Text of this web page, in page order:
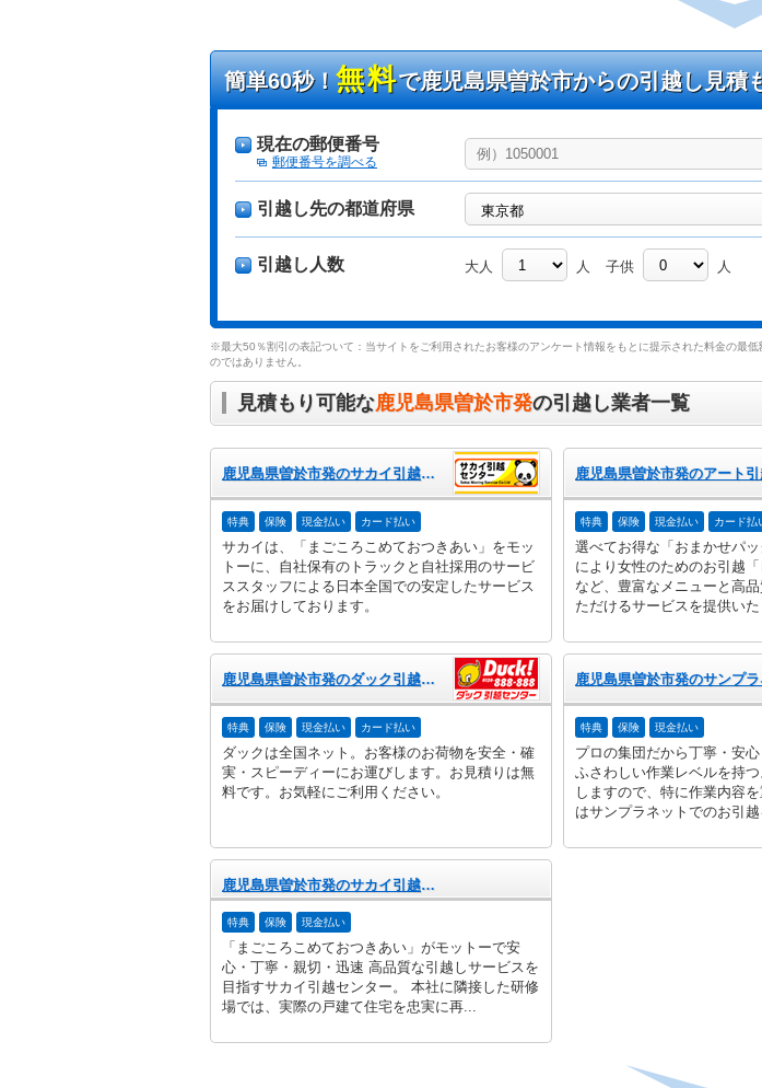
簡単60秒！無料で鹿児島県曽於市からの引越し見積
現在の郵便番号
郵便番号を調べる
引越し先の都道府県
引越し人数 大人 人 子供 人
※最大50％割引の表記ついて：当サイトをご利用されたお客様のアンケート情報をもとに提示された料金の最
のではありません。
見積もり可能な鹿児島県曽於市発の引越し業者一覧
鹿児島県曽於市発のサカイ引越センター
特典 保険 現金払い カード払い
サカイは、「まごころこめておつきあい」をモッ
トーに、自社保有のトラックと自社採用のサービ
ススタッフによる日本全国での安定したサービス
をお届けしております。
特典 保険 現金払い カード払
選べてお得な「おまかせパ
により女性のためのお引越「
など、豊富なメニューと高
ただけるサービスを提供いた
鹿児島県曽於市発のダック引越センター
特典 保険 現金払い カード払い
ダックは全国ネット。お客様のお荷物を安全・確
実・スピーディーにお運びします。お見積りは無
料です。お気軽にご利用ください。
特典 保険 現金払い
プロの集団だから丁寧・安
ふさわしい作業レベルを持
しますので、特に作業内容
はサンプラネットでのお引
鹿児島県曽於市発のサカイ引越センター
特典 保険 現金払い
「まごころこめておつきあい」がモットーで安
心・丁寧・親切・迅速 高品質な引越しサービスを
目指すサカイ引越センター。 本社に隣接した研修
場では、実際の戸建て住宅を忠実に再...